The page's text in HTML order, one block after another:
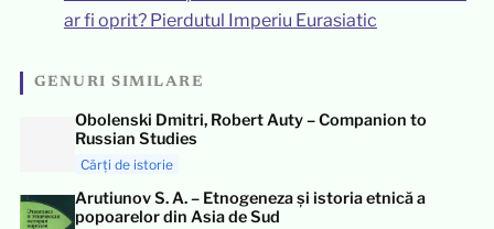
ar fi oprit? Pierdutul Imperiu Eurasiatic
GENURI SIMILARE
Obolenski Dmitri, Robert Auty – Companion to
Russian Studies
Cărți de istorie
Arutiunov S. A. – Etnogeneza și istoria etnică a
popoarelor din Asia de Sud